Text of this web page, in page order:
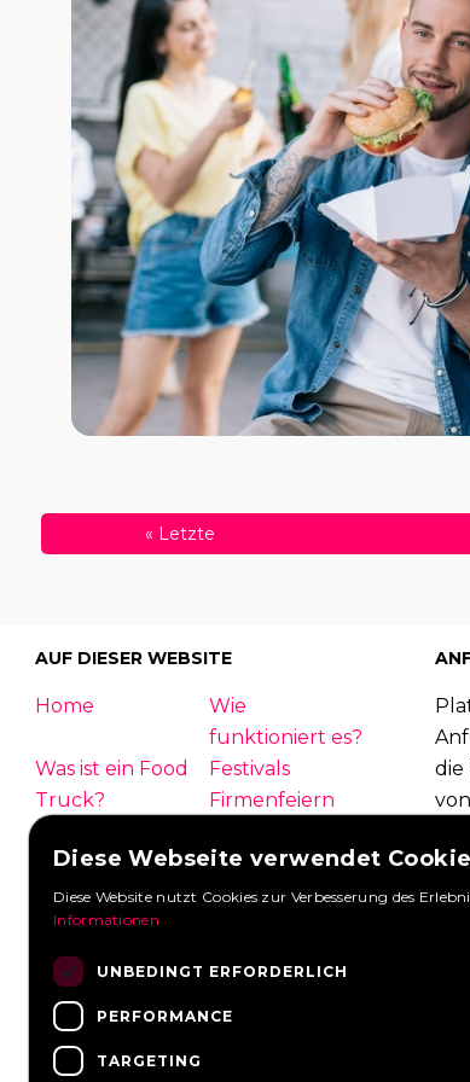
« Letzte
AUF DIESER WEBSITE
Home
Wie
funktioniert es?
Was ist ein Food
Truck?
Festivals
Firmenfeiern
Hochzeit
Einloggen
Übersicht
FAQ
Partner
Neuigkeiten
die
von
Diese Webseite verwendet
Diese Website nutzt Cookies zur Verbesserung des
Informationen
UNBEDINGT ERFORDERLICH
PERFORMANCE
TARGETING